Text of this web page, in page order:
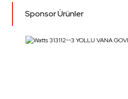
Sponsor Ürünler